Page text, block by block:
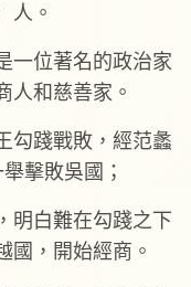
人。
一位著名的政治家
人和慈善家。
勾踐戰敗，經范蠡
擊敗吳國；
明白難在勾踐之下
國，開始經商。